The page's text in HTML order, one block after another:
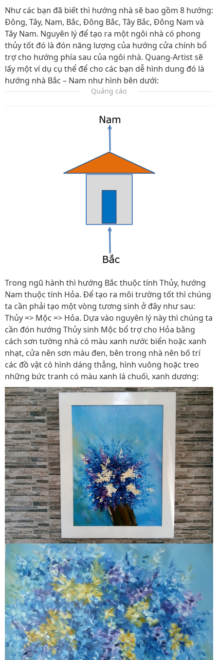
Như các bạn đã biết thì hướng nhà sẽ bao gồm 8 hướng:
Đông, Tây, Nam, Bắc, Đông Bắc, Tây Bắc, Đông Nam và
Tây Nam. Nguyên lý để tạo ra một ngôi nhà có phong
thủy tốt đó là đón năng lượng của hướng cửa chính bổ
trợ cho hướng phía sau của ngôi nhà. Quang-Artist sẽ
lấy một ví dụ cụ thể để cho các bạn dễ hình dung đó là
hướng nhà Bắc – Nam như hình bên dưới:
Quảng cáo
Trong ngũ hành thì hướng Bắc thuộc tính Thủy, hướng
Nam thuộc tính Hỏa. Để tạo ra môi trường tốt thì chúng
ta cần phải tạo một vòng tương sinh ở đây như sau:
Thủy => Mộc => Hỏa. Dựa vào nguyên lý này thì chúng ta
cần đón hướng Thủy sinh Mộc bổ trợ cho Hỏa bằng
cách sơn tường nhà có màu xanh nước biển hoặc xanh
nhạt, cửa nên sơn màu đen, bên trong nhà nên bố trí
các đồ vật có hình dáng thẳng, hình vuông hoặc treo
những bức tranh có màu xanh lá chuối, xanh dương: